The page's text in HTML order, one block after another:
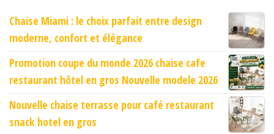
Chaise Miami : le choix parfait entre design
moderne, confort et élégance
Promotion coupe du monde 2026 chaise cafe
restaurant hôtel en gros Nouvelle modele 2026
Nouvelle chaise terrasse pour café restaurant
snack hotel en gros